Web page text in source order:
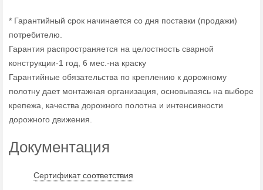
* Гарантийный срок начинается со дня поставки (продажи)
потребителю.
Гарантия распространяется на целостность сварной
конструкции-1 год, 6 мес.-на краску
Гарантийные обязательства по креплению к дорожному
полотну дает монтажная организация, основываясь на выборе
крепежа, качества дорожного полотна и интенсивности
дорожного движения.
Документация
Сертификат соответствия